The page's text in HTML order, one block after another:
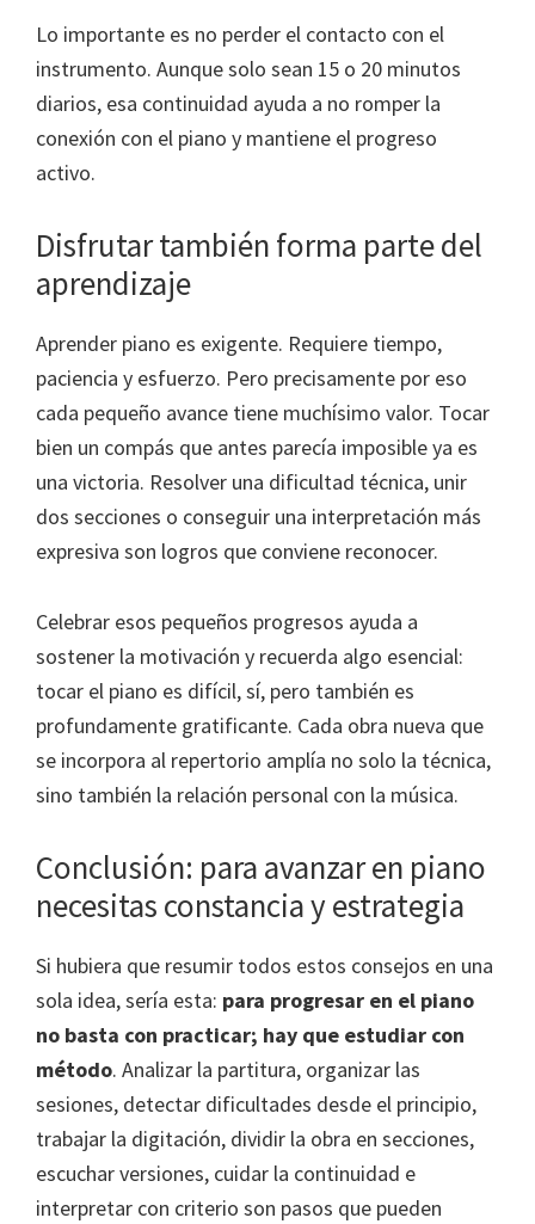
Lo importante es no perder el contacto con el
instrumento. Aunque solo sean 15 o 20 minutos
diarios, esa continuidad ayuda a no romper la
conexión con el piano y mantiene el progreso
activo.
Disfrutar también forma parte del
aprendizaje
Aprender piano es exigente. Requiere tiempo,
paciencia y esfuerzo. Pero precisamente por eso
cada pequeño avance tiene muchísimo valor. Tocar
bien un compás que antes parecía imposible ya es
una victoria. Resolver una dificultad técnica, unir
dos secciones o conseguir una interpretación más
expresiva son logros que conviene reconocer.
Celebrar esos pequeños progresos ayuda a
sostener la motivación y recuerda algo esencial:
tocar el piano es difícil, sí, pero también es
profundamente gratificante. Cada obra nueva que
se incorpora al repertorio amplía no solo la técnica,
sino también la relación personal con la música.
Conclusión: para avanzar en piano
necesitas constancia y estrategia
Si hubiera que resumir todos estos consejos en una
sola idea, sería esta: para progresar en el piano
no basta con practicar; hay que estudiar con
método. Analizar la partitura, organizar las
sesiones, detectar dificultades desde el principio,
trabajar la digitación, dividir la obra en secciones,
escuchar versiones, cuidar la continuidad e
interpretar con criterio son pasos que pueden